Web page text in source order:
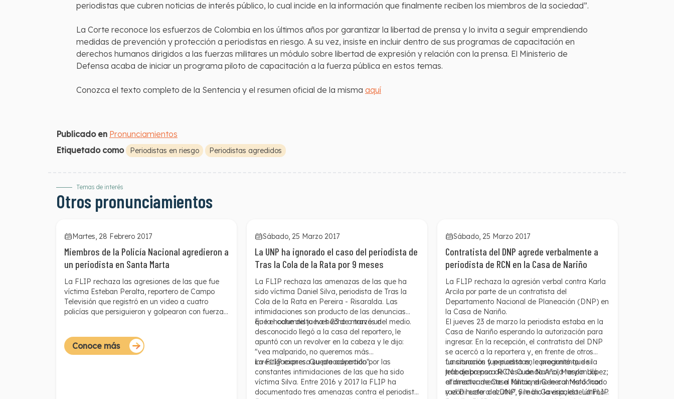
periodistas que cubren noticias de interés público, lo cual incide en la información que finalmente reciben los miembros de la sociedad”.
La Corte reconoce los esfuerzos de Colombia en los últimos años por garantizar la libertad de prensa y lo invita a seguir emprendiendo
medidas de prevención y protección a periodistas en riesgo. A su vez, insiste en incluir dentro de sus programas de capacitación en
derechos humanos dirigidos a las fuerzas militares un módulo sobre libertad de expresión y relación con la prensa. El Ministerio de
Defensa acaba de iniciar un programa piloto de capacitación a la fuerza pública en estos temas.
Conozca el texto completo de la Sentencia y el resumen oficial de la misma aquí
Publicado en Pronunciamientos
Etiquetado como
Periodistas en riesgo Periodistas agredidos
Temas de interés
Otros pronunciamientos
Martes, 28 Febrero 2017
Miembros de la Policía Nacional agredieron a
un periodista en Santa Marta
La FLIP rechaza las agresiones de las que fue
víctima Esteban Peralta, reportero de Campo
Televisión que registró en un video a cuatro
policías que persiguieron y golpearon con fuerza
autoridades arremetieron contra Peralta cuando
se dieron cuenta que el periodista los estaba
Conoce más
Sábado, 25 Marzo 2017
La UNP ha ignorado el caso del periodista de
Tras la Cola de la Rata por 9 meses
La FLIP rechaza las amenazas de las que ha
sido víctima Daniel Silva, periodista de Tras la
Cola de la Rata en Pereira - Risaralda. Las
intimidaciones son producto de las denuncias
que el columnista ha hecho a través del medio.
En la noche del jueves 23 de marzo un
desconocido llegó a la casa del reportero, le
apuntó con un revolver en la cabeza y le dijo:
"vea malparido, no queremos más
investigaciones. Queda advertido".
La FLIP expresa su preocupación por las
constantes intimidaciones de las que ha sido
víctima Silva. Entre 2016 y 2017 la FLIP ha
documentado tres amenazas contra el periodista
Sábado, 25 Marzo 2017
Contratista del DNP agrede verbalmente a
periodista de RCN en la Casa de Nariño
La FLIP rechaza la agresión verbal contra Karla
Arcila por parte de un contratista del
Departamento Nacional de Planeación (DNP) en
la Casa de Nariño.
El jueves 23 de marzo la periodista estaba en la
Casa de Nariño esperando la autorización para
ingresar. En la recepción, el contratista del DNP
se acercó a la reportera y, en frente de otros
funcionarios y periodistas, le preguntó que si
trabajaba para RCN. Cuando Arcila respondió
afirmativamente el funcionario le contestó "con
razón huele a azufre" y le dio la espalda. La FLIP
La situación fue puesta en conocimiento de la
jefe de prensa de Casa de Nariño, Marylin López;
el director de Casa Militar, el General Maldonado
y el Director del DNP, Simón Gaviria, este último